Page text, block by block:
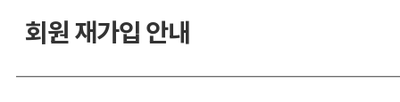
회원 재가입 안내